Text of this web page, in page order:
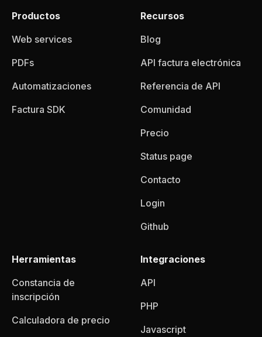
Productos
Web services
PDFs
Automatizaciones
Factura SDK
Recursos
Blog
API factura electrónica
Referencia de API
Comunidad
Precio
Status page
Contacto
Login
Github
Herramientas
Constancia de
inscripción
Calculadora de precio
Integraciones
API
PHP
Javascript